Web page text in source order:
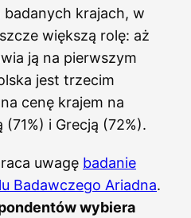
krajach, w
większą rolę: aż
ją na pierwszym
jest trzecim
cenę krajem na
i Grecją (72%).
uwagę badanie
Badawczego Ariadna.
wybiera